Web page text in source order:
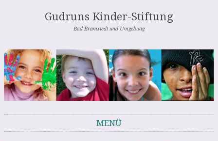
Gudruns Kinder-Stiftung
Bad Bramstedt und Umgebung
MENÜ